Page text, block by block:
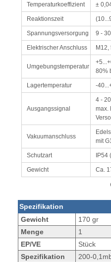
Temperaturkoeffizient ±
Reaktionszeit
Spannungsversorgung 9 -
Elektrischer Anschluss M12,
Umgebungstemperatur
80%
Lagertemperatur -
Ausgangssignal
4 -
max.
Vakuumanschluss
mit
Schutzart IP54
Gewicht Ca.
Spezifikation
Gewicht
170 gr
Menge
1
EP/VE
Stück
Spezifikation
200-